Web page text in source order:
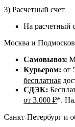
3) Расчетный счет
На расчетный
Москва и
Самовывоз:
Курьером: от
бесплатная
СДЭК:
от 3.000 ₽*.
Санкт-Петербург и